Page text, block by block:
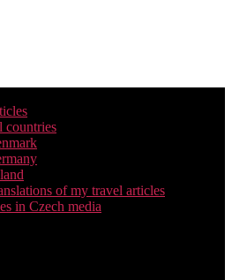
countries
of my travel articles
in Czech media